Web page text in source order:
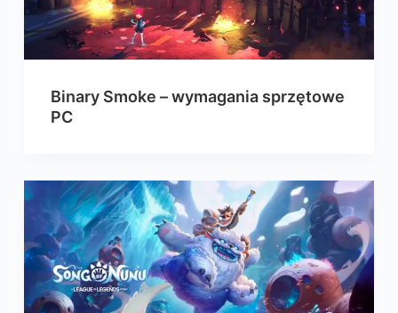
Binary Smoke – wymagania sprzętowe
PC